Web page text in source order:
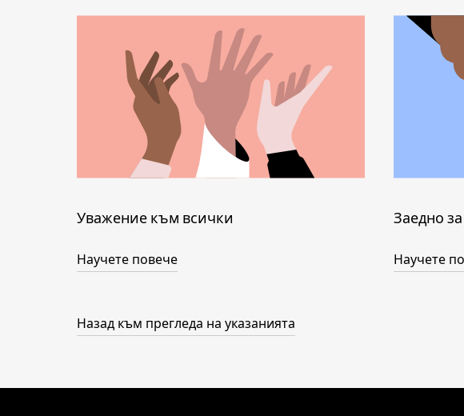
Уважение към всички
Научете повече
Заедно
Научете
Назад към прегледа на указанията